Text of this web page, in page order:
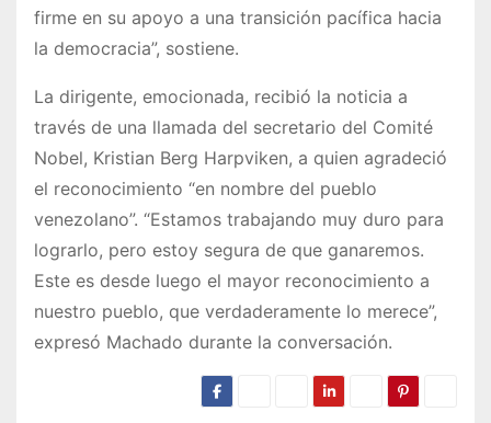
firme en su apoyo a una transición pacífica hacia
la democracia”, sostiene.
La dirigente, emocionada, recibió la noticia a
través de una llamada del secretario del Comité
Nobel, Kristian Berg Harpviken, a quien agradeció
el reconocimiento “en nombre del pueblo
venezolano”. “Estamos trabajando muy duro para
lograrlo, pero estoy segura de que ganaremos.
Este es desde luego el mayor reconocimiento a
nuestro pueblo, que verdaderamente lo merece”,
expresó Machado durante la conversación.